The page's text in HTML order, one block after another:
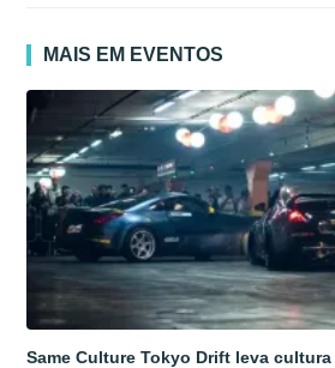
MAIS EM EVENTOS
Same Culture Tokyo Drift leva